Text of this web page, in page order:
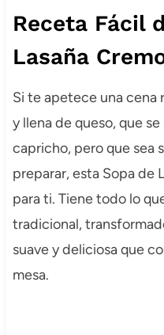
Receta Fácil
Lasaña
Si te apetece una
y llena de queso, que
capricho, pero que sea
preparar, esta Sopa de
para ti. Tiene todo lo
tradicional,
suave y deliciosa que
mesa.